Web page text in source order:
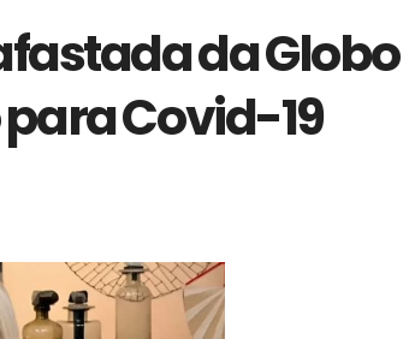
da Globo
Covid-19